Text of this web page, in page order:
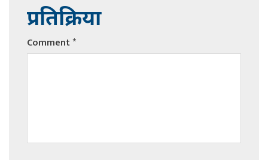
प्रतिक्रिया
Comment*